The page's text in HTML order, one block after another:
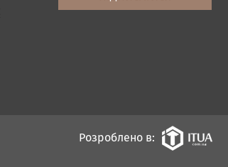
Розроблено в: